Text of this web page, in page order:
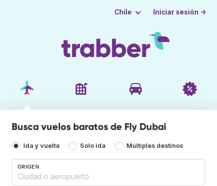
Chile Iniciar sesión →
Busca vuelos baratos de Fly Dubai
Ida y vuelta Solo ida Múltiples destinos
ORIGEN